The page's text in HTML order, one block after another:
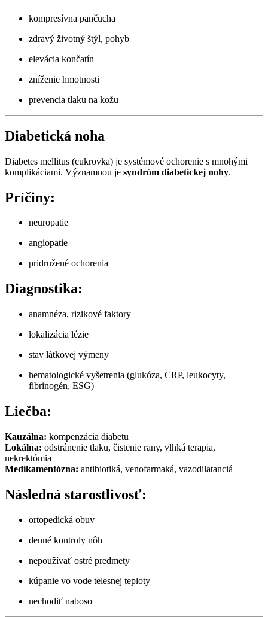
kompresívna pančucha
zdravý životný štýl, pohyb
elevácia končatín
zníženie hmotnosti
prevencia tlaku na kožu
Diabetická noha
Diabetes mellitus (cukrovka) je systémové ochorenie s mnohými
komplikáciami. Významnou je syndróm diabetickej nohy.
Príčiny:
neuropatie
angiopatie
pridružené ochorenia
Diagnostika:
anamnéza, rizikové faktory
lokalizácia lézie
stav látkovej výmeny
hematologické vyšetrenia (glukóza, CRP, leukocyty,
fibrinogén, ESG)
Liečba:
Kauzálna: kompenzácia diabetu
Lokálna: odstránenie tlaku, čistenie rany, vlhká terapia,
nekrektómia
Medikamentózna: antibiotiká, venofarmaká, vazodilatanciá
Následná starostlivosť:
ortopedická obuv
denné kontroly nôh
nepoužívať ostré predmety
kúpanie vo vode telesnej teploty
nechodiť naboso